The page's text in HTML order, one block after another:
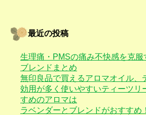
最近の投稿
生理痛・PMSの痛み不快感を克服
ブレンドまとめ
無印良品で買えるアロマオイル、
効用が多く使いやすいティーツリ
すめのアロマは
ラベンダーとブレンドがおすすめ